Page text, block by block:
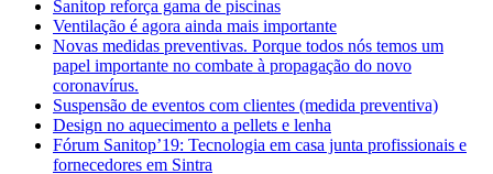
Sanitop reforça gama de piscinas
Ventilação é agora ainda mais importante
Novas medidas preventivas. Porque todos nós temos um
papel importante no combate à propagação do novo
coronavírus.
Suspensão de eventos com clientes (medida preventiva)
Design no aquecimento a pellets e lenha
Fórum Sanitop’19: Tecnologia em casa junta profissionais e
fornecedores em Sintra